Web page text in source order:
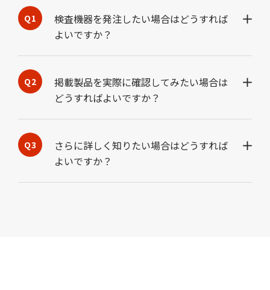
検査機器を発注したい場合はどうすれば
よいですか？
掲載製品を実際に確認してみたい場合は
どうすればよいですか？
さらに詳しく知りたい場合はどうすれば
よいですか？